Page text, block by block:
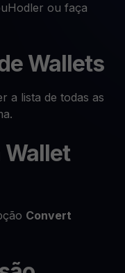
ou faça
Wallets
a lista de todas as
Wallet
Convert